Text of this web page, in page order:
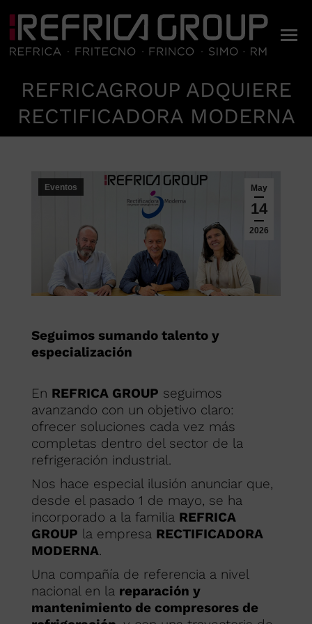
REFRICAGROUP ADQUIERE
RECTIFICADORA MODERNA
May
14
2026
Eventos
Seguimos sumando talento y
especialización
En REFRICA GROUP seguimos
avanzando con un objetivo claro:
ofrecer soluciones cada vez más
completas dentro del sector de la
refrigeración industrial.
Nos hace especial ilusión anunciar que,
desde el pasado 1 de mayo, se ha
incorporado a la familia REFRICA
GROUP la empresa RECTIFICADORA
MODERNA.
Una compañía de referencia a nivel
nacional en la reparación y
mantenimiento de compresores de